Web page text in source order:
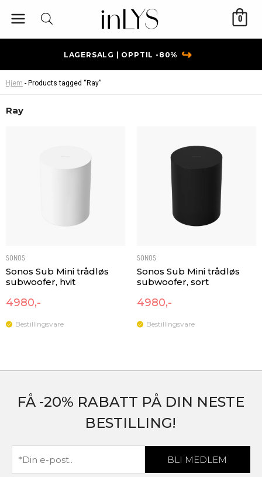
rett
0
LAGERSALG | OPPTIL -80% ↪
Hjem - Products tagged “Ray”
Ray
SONOS
Sonos Sub Mini trådløs
subwoofer, hvit
4980,-
Bestillingsvare
SONOS
Sonos Sub Mini trådløs
subwoofer, sort
4980,-
Bestillingsvare
FÅ -20% RABATT PÅ DIN NESTE
BESTILLING!